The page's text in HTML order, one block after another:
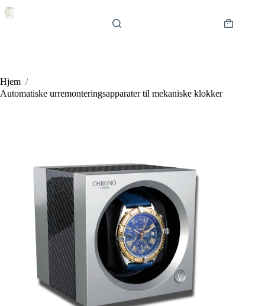
til
Hjem /
Automatiske urremonteringsapparater til mekaniske klokker